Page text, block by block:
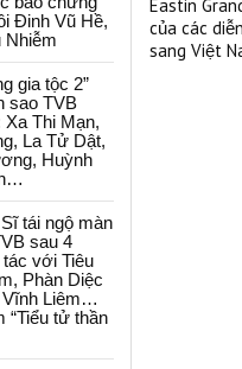
Đinh Vũ Hề,
Nhiễm
gia tộc 2”
sao TVB
Xa Thi Mạn,
La Tử Dật,
Huỳnh
tái ngộ màn
sau 4
với Tiêu
Phàn Diệc
Vĩnh Liêm…
“Tiểu tử thần
Eastin
của các
sang Việt